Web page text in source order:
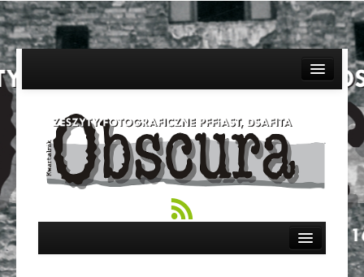
O NAS/ABOUT US
RAZEM/COMMUNITY
SZTUKA/ART
WYSTAWY/EXHIBITIONS
KONKURSY/COMPETITIONS
The Photo Magazine – "OBSCURA" – zeszyty
fotograficzne PFFiAST, DSAFiTA